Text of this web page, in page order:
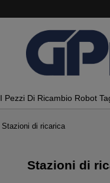
I Pezzi Di Ricambio Robot
Stazioni di ricarica
Stazioni di